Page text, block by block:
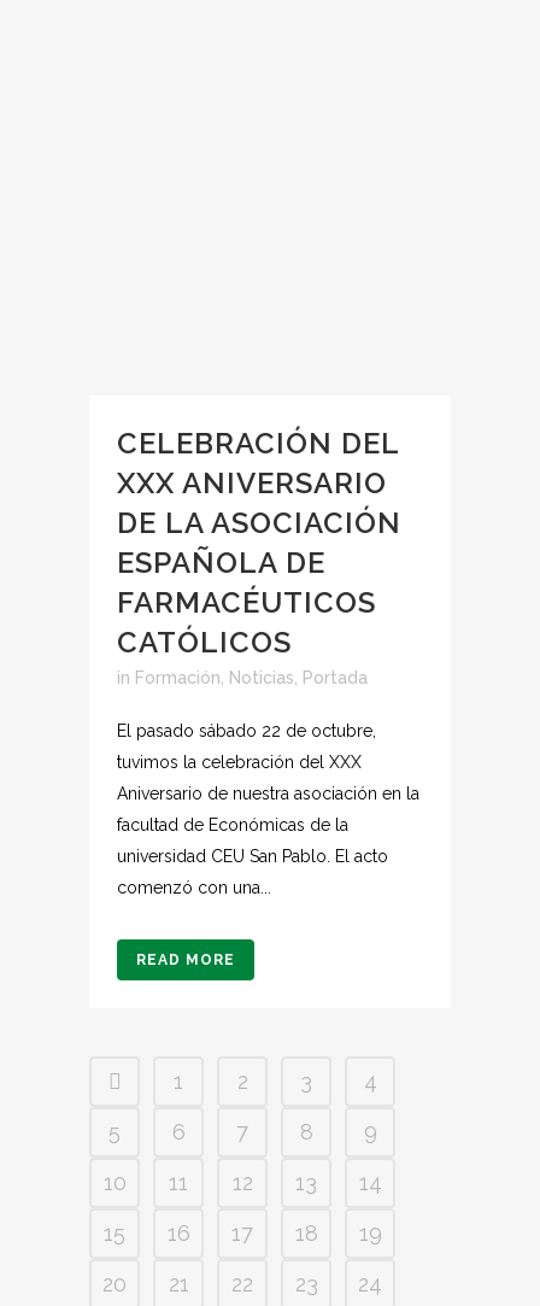
CELEBRACIÓN DEL
XXX ANIVERSARIO
DE LA ASOCIACIÓN
ESPAÑOLA DE
FARMACÉUTICOS
CATÓLICOS
in Formación Noticias Portada
El pasado sábado 22 de octubre,
tuvimos la celebración del XXX
Aniversario de nuestra asociación en la
facultad de Económicas de la
universidad CEU San Pablo. El acto
comenzó con una...
READ MORE
1 2 3
4
5
6 7 8
9
10
11 12 13
14
15
16 17 18
19
20
21 22 23
24